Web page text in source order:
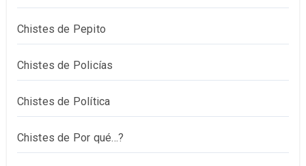
Chistes de Pepito
Chistes de Policías
Chistes de Política
Chistes de Por qué…?